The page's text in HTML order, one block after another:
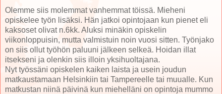
Olemme siis molemmat vanhemmat töissä. Mieheni
opiskelee työn lisäksi. Hän jatkoi opintojaan kun pienet eli
kaksoset olivat n.6kk. Aluksi minäkin opiskelin
viikonloppuisin, mutta valmistuin noin vuosi sitten. Työnjako
on siis ollut työhön paluuni jälkeen selkeä. Hoidan illat
itsekseni ja olenkin siis illoin yksihuoltajana.
Nyt työssäni opiskelen kaiken laista ja usein joudun
matkaustamaan Helsinkiin tai Tampereelle tai muualle. Kun
matkustan niinä päivinä kun miehelläni on opintoja mummo